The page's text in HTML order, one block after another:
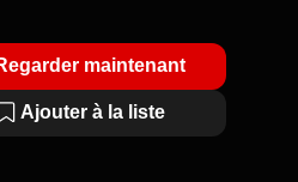
maintenant
Ajouter à la liste